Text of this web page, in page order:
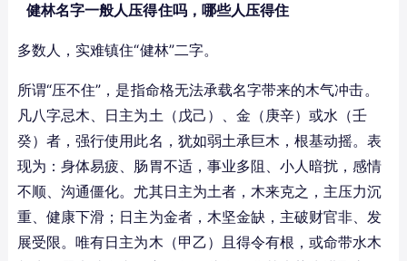
健林名字一般人压得住吗，哪些人压得住
多数人，实难镇住“健林”二字。
所谓“压不住”，是指命格无法承载名字带来的木气冲击。
凡八字忌木、日主为土（戊己）、金（庚辛）或水（壬
癸）者，强行使用此名，犹如弱土承巨木，根基动摇。表
现为：身体易疲、肠胃不适，事业多阻、小人暗扰，感情
不顺、沟通僵化。尤其日主为土者，木来克之，主压力沉
重、健康下滑；日主为金者，木坚金缺，主破财官非、发
展受限。唯有日主为木（甲乙）且得令有根，或命带水木